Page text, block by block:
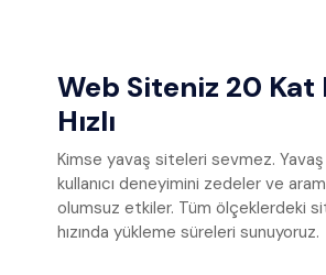
Web Siteniz 20 Kat
Hızlı
Kimse yavaş siteleri sevmez.
kullanıcı deneyimini zedeler ve
olumsuz etkiler. Tüm ölçeklerdeki
hızında yükleme süreleri sunuyoruz.